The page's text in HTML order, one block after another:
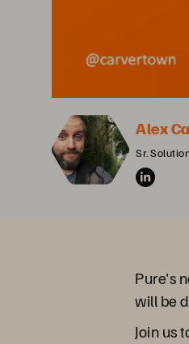
Alex
Sr.
Pure's
will be
Join us